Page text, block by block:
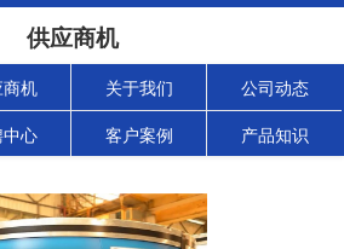
供应商机
商机 关于我们 公司动态
中心 客户案例 产品知识